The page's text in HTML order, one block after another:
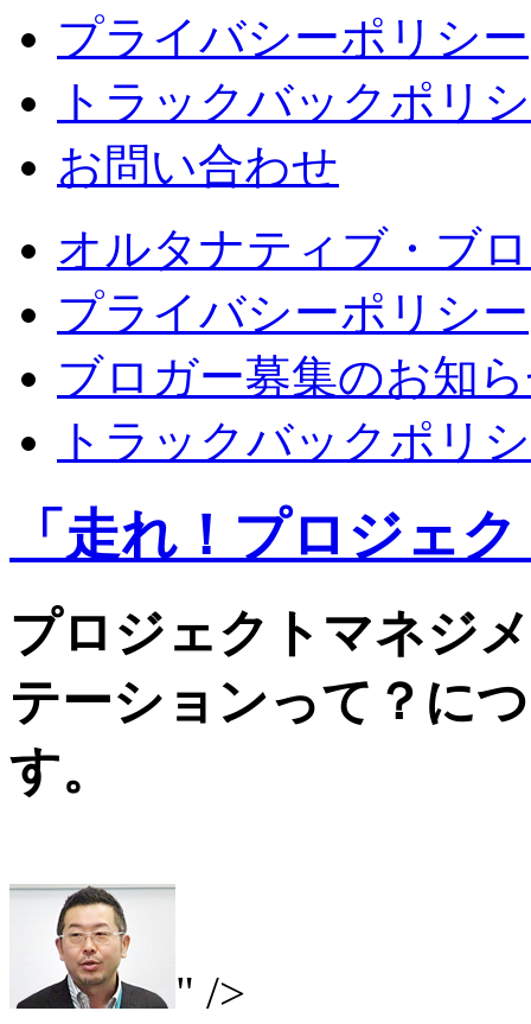
プライバシーポリシー
トラックバックポリ
お問い合わせ
オルタナティブ・ブ
プライバシーポリシー
ブロガー募集のお知
トラックバックポリ
「走れ！プロジェ
プロジェクトマネジ
テーションって？に
す。
" />